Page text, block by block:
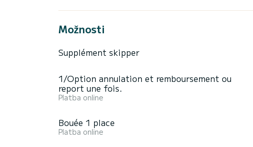
Možnosti
Supplément skipper
1/Option annulation et remboursement ou
report une fois.
Platba online
Bouée 1 place
Platba online